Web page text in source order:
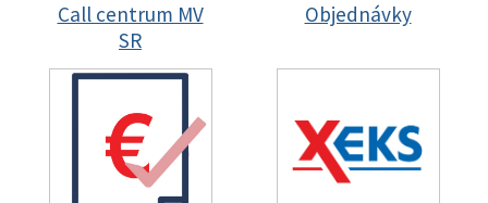
Call centrum MV
SR
Objednávky